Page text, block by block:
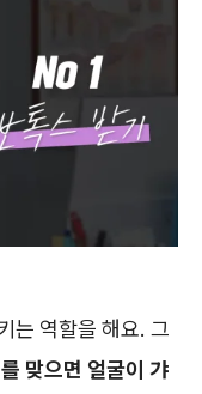
는 역할을 해요. 그
맞으면 얼굴이 갸